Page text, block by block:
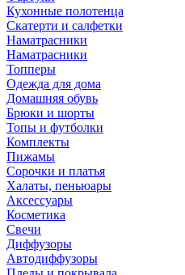
Кухонные полотенца
Скатерти и салфетки
Наматрасники
Наматрасники
Топперы
Одежда для дома
Домашняя обувь
Брюки и шорты
Топы и футболки
Комплекты
Пижамы
Сорочки и платья
Халаты, пеньюары
Аксессуары
Косметика
Свечи
Диффузоры
Автодиффузоры